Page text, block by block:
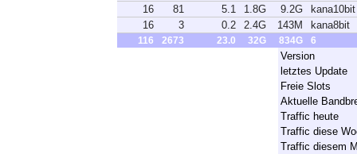
116 2673 23.0 32G 834G 6
16
81 5.1 1.8G 9.2G
kana10bit
16
3 0.2 2.4G 143M kana8bit
Version
letztes Update
Freie Slots
Aktuelle
Traffic heute
Traffic diese
Traffic diesem